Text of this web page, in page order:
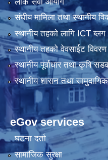
संघीय मामिला तथा स्थानीय
स्थानीय तहको लागि ICT ब्लग
स्थानीय तहको वेवसाईट विवरण
स्थानीय पूर्वाधार तथा कृषि
स्थानीय शासन तथा
eGov services
घटना दर्ता
सामाजिक सुरक्षा